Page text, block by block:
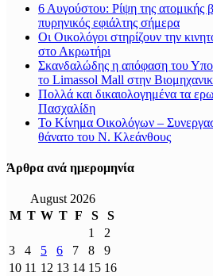
6 Αυγούστου: Ρίψη της ατομικής
πυρηνικός εφιάλτης σήμερα
Οι Οικολόγοι στηρίζουν την
στο Ακρωτήρι
Σκανδαλώδης η απόφαση του
το Limassol Mall στην
Πολλά και δικαιολογημένα τα
Πασχαλίδη
Το Κίνημα Οικολόγων –
θάνατο του Ν. Κλεάνθους
Άρθρα ανά ημερομηνία
August 2026
M T W T F S
S
1
2
3
4 5 6 7 8
9
10 11 12 13 14 15 16